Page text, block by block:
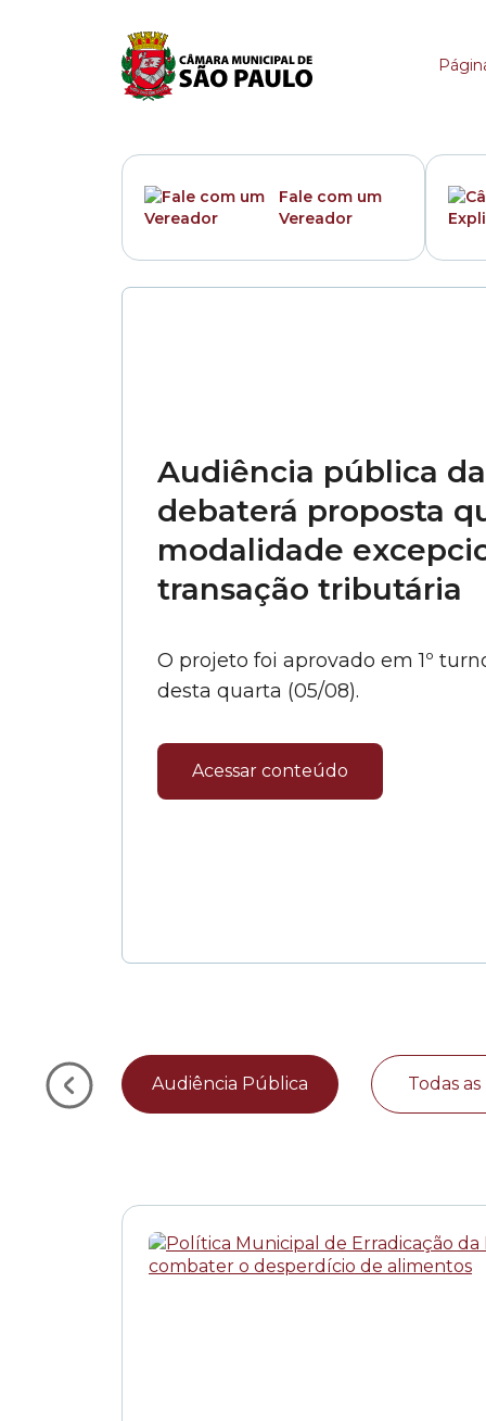
Categoria:
Fale com um
Vereador
Audiência pública da
debaterá proposta
modalidade
transação tributária
O projeto foi aprovado em 1º
desta quarta (05/08).
Acessar conteúdo
Audiência Pública Todas